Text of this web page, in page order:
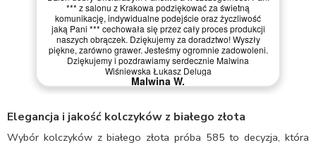
*** z salonu z Krakowa podziękować za świetną
komunikację, indywidualne podejście oraz życzliwość
jaką Pani *** cechowała się przez cały proces produkcji
naszych obrączek. Dziękujemy za doradztwo! Wyszły
piękne, zarówno grawer. Jesteśmy ogromnie zadowoleni.
Dziękujemy i pozdrawiamy serdecznie Malwina
Wiśniewska Łukasz Deluga
Malwina W.
Elegancja i jakość kolczyków z białego złota
Wybór kolczyków z białego złota próba 585 to decyzja, która